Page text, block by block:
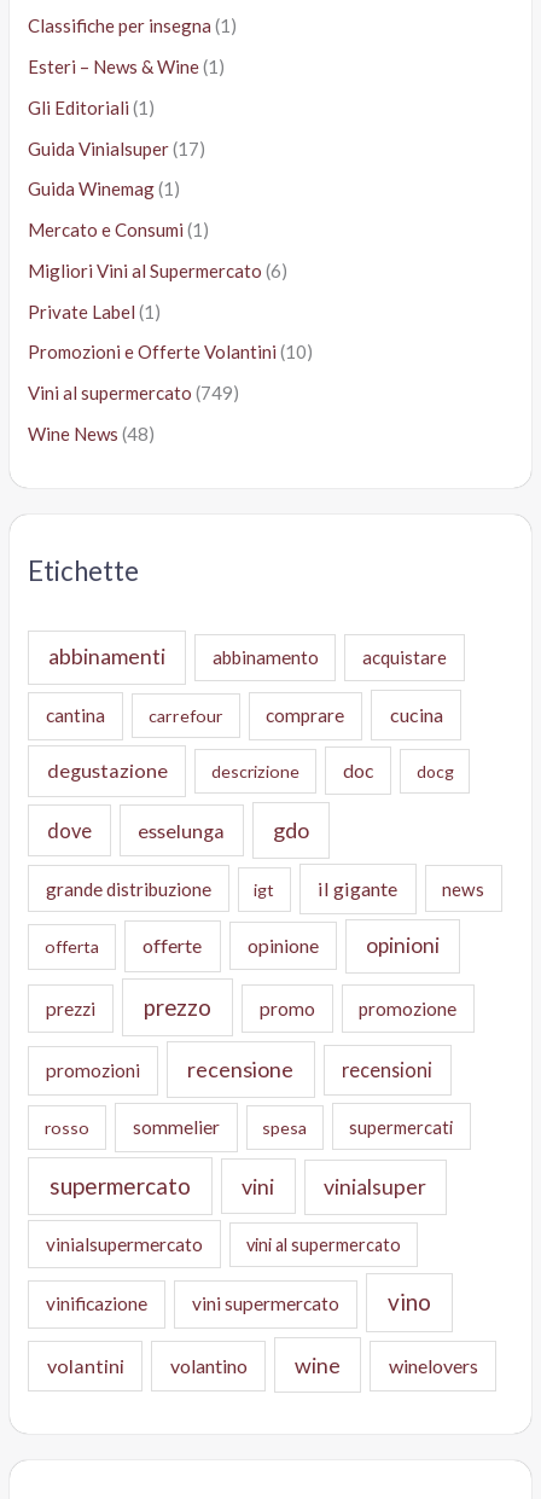
Classifiche per insegna (1)
Esteri – News & Wine(1)
Gli Editoriali (1)
Guida Vinialsuper(17)
Guida Winemag(1)
Mercato e Consumi (1)
Migliori Vini al Supermercato (6)
Private Label (1)
Promozioni e Offerte Volantini (10)
Vini al supermercato (749)
Wine News (48)
Etichette
abbinamenti abbinamento acquistare
cantina carrefour comprare cucina
degustazione descrizione doc docg
dove esselunga gdo
grande distribuzione igt il gigante news
offerta offerte opinione opinioni
prezzi prezzo promo promozione
promozioni recensione recensioni
rosso sommelier spesa supermercati
supermercato vini vinialsuper
vinialsupermercato vini al supermercato
vinificazione vini supermercato vino
volantini volantino wine winelovers